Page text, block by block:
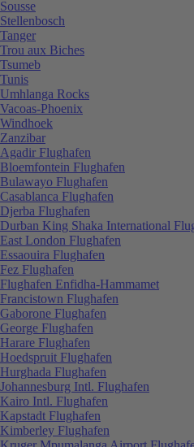
Sousse
Stellenbosch
Tanger
Trou aux Biches
Tsumeb
Tunis
Umhlanga Rocks
Vacoas-Phoenix
Windhoek
Zanzibar
Agadir Flughafen
Bloemfontein Flughafen
Bulawayo Flughafen
Casablanca Flughafen
Djerba Flughafen
Durban King Shaka International
East London Flughafen
Essaouira Flughafen
Fez Flughafen
Flughafen Enfidha-Hammamet
Francistown Flughafen
Gaborone Flughafen
George Flughafen
Harare Flughafen
Hoedspruit Flughafen
Hurghada Flughafen
Johannesburg Intl. Flughafen
Kairo Intl. Flughafen
Kapstadt Flughafen
Kimberley Flughafen